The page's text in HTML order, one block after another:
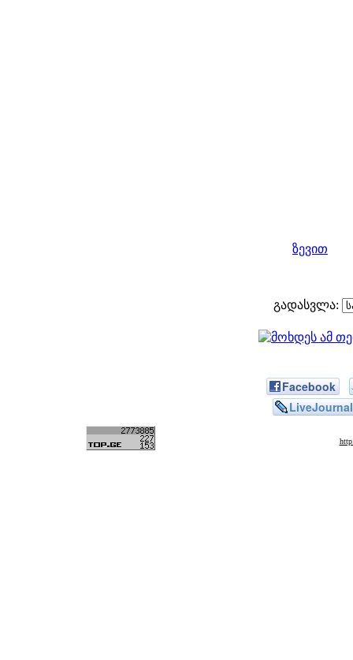
ზევით
გადასვლა:
Facebook
LiveJournal